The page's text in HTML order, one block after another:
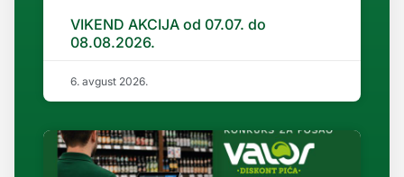
VIKEND AKCIJA od 07.07. do
08.08.2026.
6. avgust 2026.